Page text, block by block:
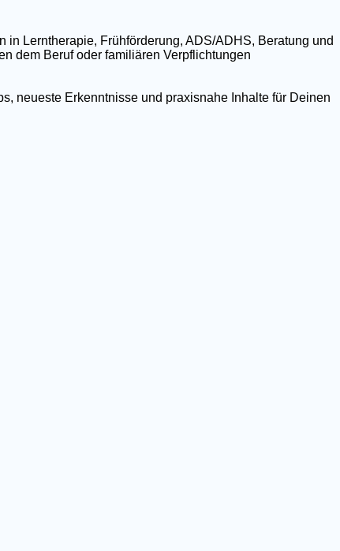
Lerntherapie, Frühförderung, ADS/ADHS, Beratung und
dem Beruf oder familiären Verpflichtungen
neueste Erkenntnisse und praxisnahe Inhalte für Deinen